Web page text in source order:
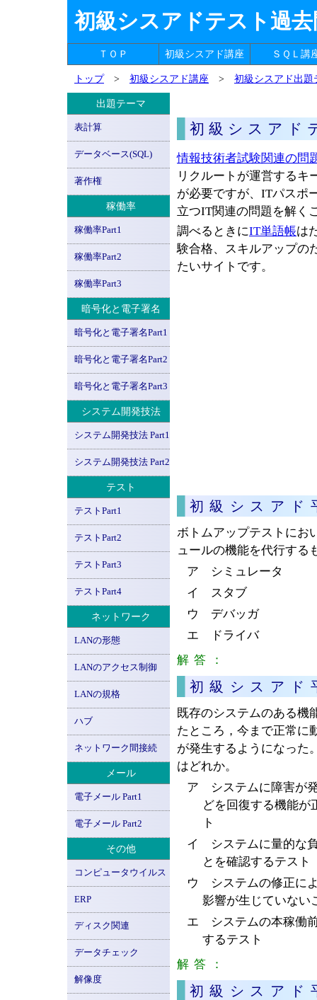
初級シスアドテスト過
ＴＯＰ 初級シスアド講座 ＳＱＬ講
トップ> 初級シスアド講座 > 初級シスアド出題
初級シスアド
情報技術者試験関連の問
リクルートが運営するキ
が必要ですが、ITパスポ
立つIT関連の問題を解く
調べるときにIT単語帳は
験合格、スキルアップの
たいサイトです。
初級シスア
ボトムアップテストにお
ュールの機能を代行する
ア シミュレータ
イ スタブ
ウ デバッガ
エ ドライバ
解答：
初級シスア
既存のシステムのある機
たところ，今まで正常に
が発生するようになった
はどれか。
ア システムに障害が
どを回復する機能が
ト
イ システムに量的な
とを確認するテスト
ウ システムの修正に
影響が生じていない
エ システムの本稼働
するテスト
解答：
初級シスア
出題テーマ
表計算
データベース(SQL)
著作権
稼働率
稼働率Part1
稼働率Part2
稼働率Part3
暗号化と電子署名
暗号化と電子署名Part1
暗号化と電子署名Part2
暗号化と電子署名Part3
システム開発技法
システム開発技法 Part1
システム開発技法 Part2
テスト
テストPart1
テストPart2
テストPart3
テストPart4
ネットワーク
LANの形態
LANのアクセス制御
LANの規格
ハブ
ネットワーク間接続
メール
電子メール Part1
電子メール Part2
その他
コンピュータウイルス
ERP
ディスク関連
データチェック
解像度